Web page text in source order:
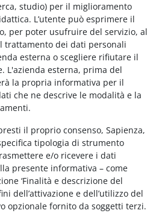
studio) per il miglioramento
L’utente può esprimere il
per poter usufruire del servizio, al
trattamento dei dati personali
esterna o scegliere rifiutare il
L'azienda esterna, prima del
la propria informativa per il
che ne descrive le modalità e la
il proprio consenso, Sapienza,
tipologia di strumento
e/o ricevere i dati
presente informativa – come
‘Finalità e descrizione del
dell’attivazione e dell’utilizzo del
opzionale fornito da soggetti terzi.